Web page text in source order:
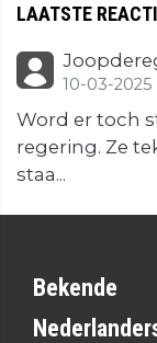
LAATSTE
10-03-2025
Word er toch
regering. Ze
staa...
Bekende